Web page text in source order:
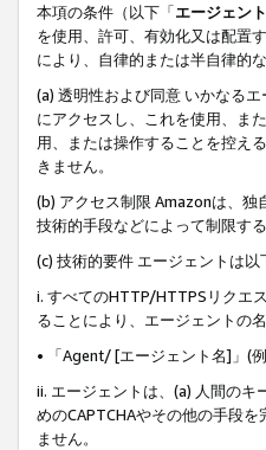
本項の条件（以下「エージェン
を使用、許可、有効化又は配置
により、自律的または半自律的
(a) 透明性および同意 いかなる
にアクセスし、これを使用、ま
用、または操作することを控え
きません。
(b) アクセス制限 Amazonは、
技術的手段などによって制限す
(c) 技術的要件 エージェントは以
i. すべてのHTTP/HTTPSリクエ
ることにより、エージェントの
• 「Agent/ [エージェント名]」(
ii. エージェントは、(a) 人間の
めのCAPTCHAやその他の手段
ません。